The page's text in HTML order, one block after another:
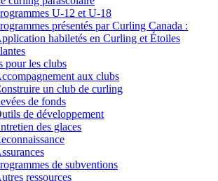
U-12 et U-18
présentés par Curling Canada :
habiletés en Curling et Étoiles
pour les clubs
aux clubs
un club de curling
de fonds
de développement
des glaces
de subventions
ressources